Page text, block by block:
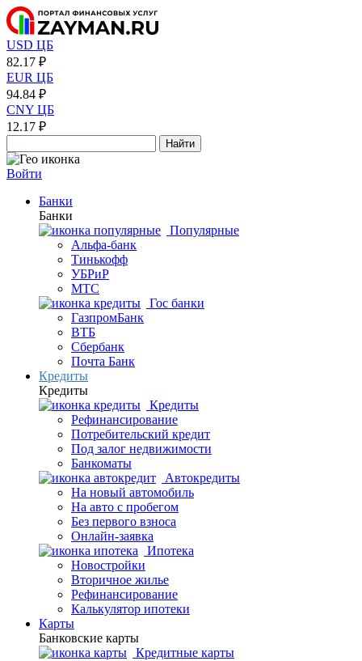
USD ЦБ
82.17 ₽
EUR ЦБ
94.84 ₽
CNY ЦБ
12.17 ₽
Найти
Войти
Банки
Банки
Популярные
Альфа-банк
Тинькофф
УБРиР
МТС
Гос банки
ГазпромБанк
ВТБ
Сбербанк
Почта Банк
Кредиты
Кредиты
Кредиты
Рефинансирование
Потребительский кредит
Под залог недвижимости
Банкоматы
Автокредиты
На новый автомобиль
На авто с пробегом
Без первого взноса
Онлайн-заявка
Ипотека
Новостройки
Вторичное жилье
Рефинансирование
Калькулятор ипотеки
Карты
Банковские карты
Кредитные карты